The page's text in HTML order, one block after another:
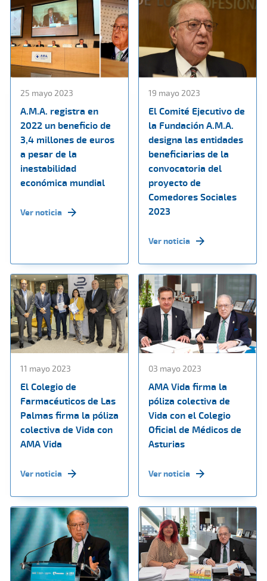
25 mayo 2023
A.M.A. registra en
2022 un beneficio de
3,4 millones de euros
a pesar de la
inestabilidad
económica mundial
Ver noticia
19 mayo 2023
El Comité Ejecutivo de
la Fundación A.M.A.
designa las entidades
beneficiarias de la
convocatoria del
proyecto de
Comedores Sociales
2023
Ver noticia
11 mayo 2023
El Colegio de
Farmacéuticos de Las
Palmas firma la póliza
colectiva de Vida con
AMA Vida
Ver noticia
03 mayo 2023
AMA Vida firma la
póliza colectiva de
Vida con el Colegio
Oficial de Médicos de
Asturias
Ver noticia